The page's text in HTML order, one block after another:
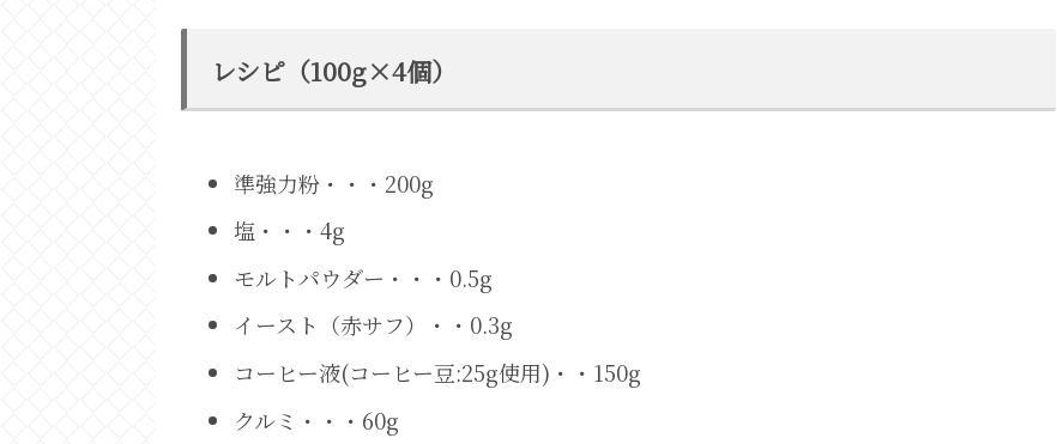
レシピ（100g×4個）
準強力粉・・・200g
塩・・・4g
モルトパウダー・・・0.5g
イースト（赤サフ）・・0.3g
コーヒー液(コーヒー豆:25g使用)・・150g
クルミ・・・60g